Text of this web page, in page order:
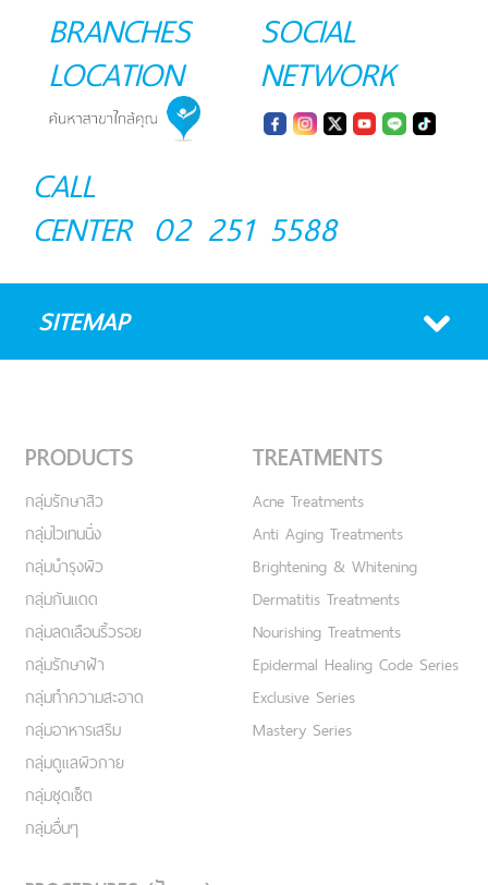
BRANCHES
LOCATION
SOCIAL
NETWORK
CALL
CENTER 02 251 5588
SITEMAP
PRODUCTS
กลุ่มรักษาสิว
กลุ่มไวเทนนิ่ง
กลุ่มบำรุงผิว
กลุ่มกันแดด
กลุ่มลดเลือนริ้วรอย
กลุ่มรักษาฝ้า
กลุ่มทำความสะอาด
กลุ่มอาหารเสริม
กลุ่มดูแลผิวกาย
กลุ่มชุดเซ็ต
กลุ่มอื่นๆ
TREATMENTS
Acne Treatments
Anti Aging Treatments
Brightening & Whitening
Dermatitis Treatments
Nourishing Treatments
Epidermal Healing Code Series
Exclusive Series
Mastery Series